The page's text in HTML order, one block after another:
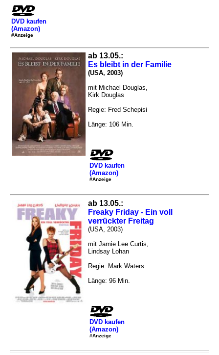
DVD kaufen
(Amazon)
#Anzeige
ab 13.05.:
Es bleibt in der Familie
(USA, 2003)
mit Michael Douglas,
Kirk Douglas
Regie: Fred Schepisi
Länge: 106 Min.
DVD kaufen
(Amazon)
#Anzeige
ab 13.05.:
Freaky Friday - Ein voll
verrückter Freitag
(USA, 2003)
mit Jamie Lee Curtis,
Lindsay Lohan
Regie: Mark Waters
Länge: 96 Min.
DVD kaufen
(Amazon)
#Anzeige